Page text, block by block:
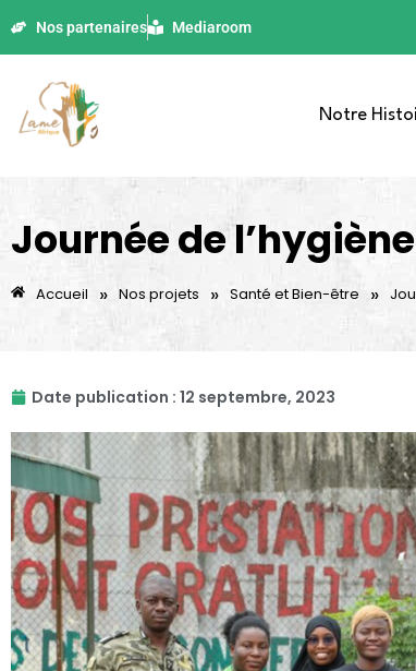
Nos partenaires Mediaroom
Notre
Journée de
Accueil » Nos projets » Santé et Bien-être »
Date publication : 12 septembre, 2023